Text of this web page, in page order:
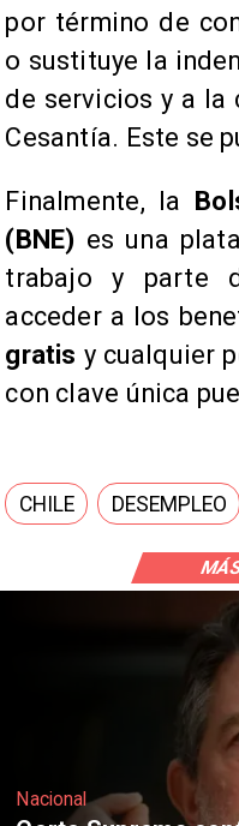
por término de
o sustituye la
de servicios y a la
Cesantía. Este se
Finalmente, la
(BNE) es una
trabajo y parte
acceder a los
gratis y cualquier
con clave única
CHILE DESEMPLEO
Nacional